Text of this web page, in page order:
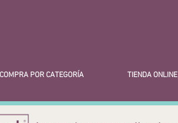
COMPRA POR CATEGORÍA TIENDA ONLINE